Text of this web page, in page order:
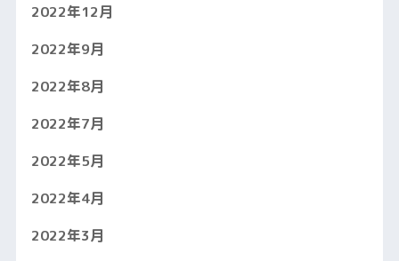
2022年12月
2022年9月
2022年8月
2022年7月
2022年5月
2022年4月
2022年3月